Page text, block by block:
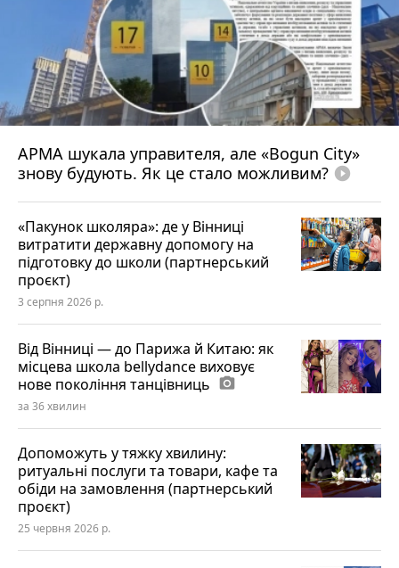
АРМА шукала управителя, але «Bogun City»
знову будують. Як це стало можливим? play_circle_filled
«Пакунок школяра»: де у Вінниці
витратити державну допомогу на
підготовку до школи (партнерський
проєкт)
3 серпня 2026 р.
Від Вінниці — до Парижа й Китаю: як
місцева школа bellydance виховує
нове покоління танцівниць photo_camera
за 36 хвилин
Допоможуть у тяжку хвилину:
ритуальні послуги та товари, кафе та
обіди на замовлення (партнерський
проєкт)
25 червня 2026 р.